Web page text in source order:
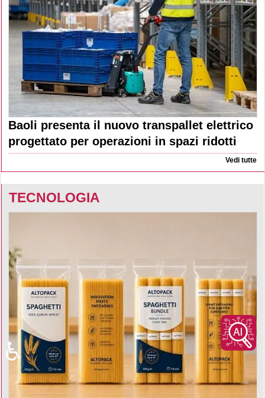
Baoli presenta il nuovo transpallet elettrico
progettato per operazioni in spazi ridotti
Vedi tutte
TECNOLOGIA